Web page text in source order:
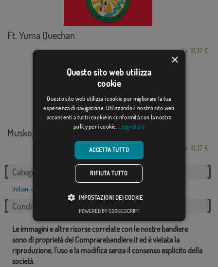
Ft. Yuma Quechan
Da: 18,37 €
Muskogee Nation
Da: 18,37 €
Categorie correlate:
Indiani d'America
Condividi questo flag
Le immagini e altre risorse correlate con le nostre bandiere
sono di proprietà dei Comprarebandiere.it ed è vietata la
riproduzione, l'uso e la modifica senza il consenso esplicito della
società.
×
Questo sito web utilizza
cookie
Questo sito web utilizza i cookie per migliorare la tua
esperienza di navigazione. Utilizzando il nostro sito web
acconsenti a tutti i cookie in conformità con la nostra
policy per i cookie. Leggi di più
ACCETTA TUTTO
RIFIUTA TUTTO
IMPOSTAZIONI DEI COOKIE
POWERED BY COOKIESCRIPT